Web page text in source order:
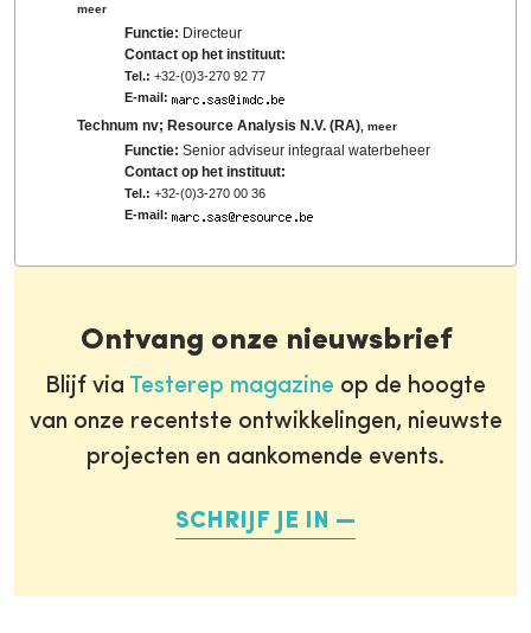
meer
Functie: Directeur
Contact op het instituut:
Tel.: +32-(0)3-270 92 77
E-mail:
Technum nv; Resource Analysis N.V. (RA) ,meer
Functie:Senior adviseur integraal waterbeheer
Contact op het instituut:
Tel.: +32-(0)3-270 00 36
E-mail:
Ontvang onze nieuwsbrief
Blijf via Testerep magazine op de hoogte
van onze recentste ontwikkelingen, nieuwste
projecten en aankomende events.
SCHRIJF JE IN